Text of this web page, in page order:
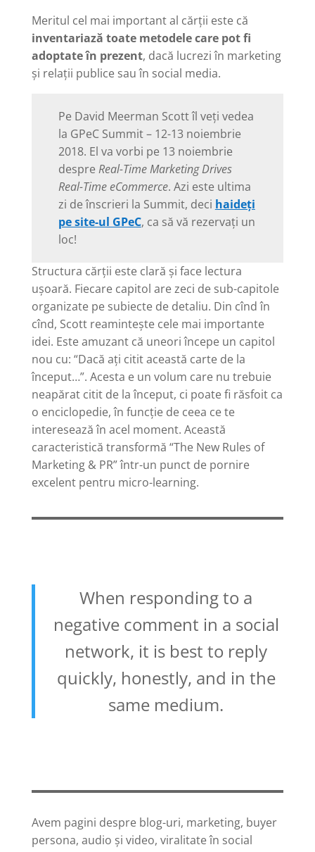
Meritul cel mai important al cărții este că
inventariază toate metodele care pot fi
adoptate în prezent, dacă lucrezi în marketing
și relații publice sau în social media.
Pe David Meerman Scott îl veți vedea
la GPeC Summit – 12-13 noiembrie
2018. El va vorbi pe 13 noiembrie
despre Real-Time Marketing Drives
Real-Time eCommerce. Azi este ultima
zi de înscrieri la Summit, deci haideți
pe site-ul GPeC, ca să vă rezervați un
loc!
Structura cărții este clară și face lectura
ușoară. Fiecare capitol are zeci de sub-capitole
organizate pe subiecte de detaliu. Din cînd în
cînd, Scott reamintește cele mai importante
idei. Este amuzant că uneori începe un capitol
nou cu: “Dacă ați citit această carte de la
început…”. Acesta e un volum care nu trebuie
neapărat citit de la început, ci poate fi răsfoit ca
o enciclopedie, în funcție de ceea ce te
interesează în acel moment. Această
caracteristică transformă “The New Rules of
Marketing & PR” într-un punct de pornire
excelent pentru micro-learning.
When responding to a
negative comment in a social
network, it is best to reply
quickly, honestly, and in the
same medium.
Avem pagini despre blog-uri, marketing, buyer
persona, audio și video, viralitate în social